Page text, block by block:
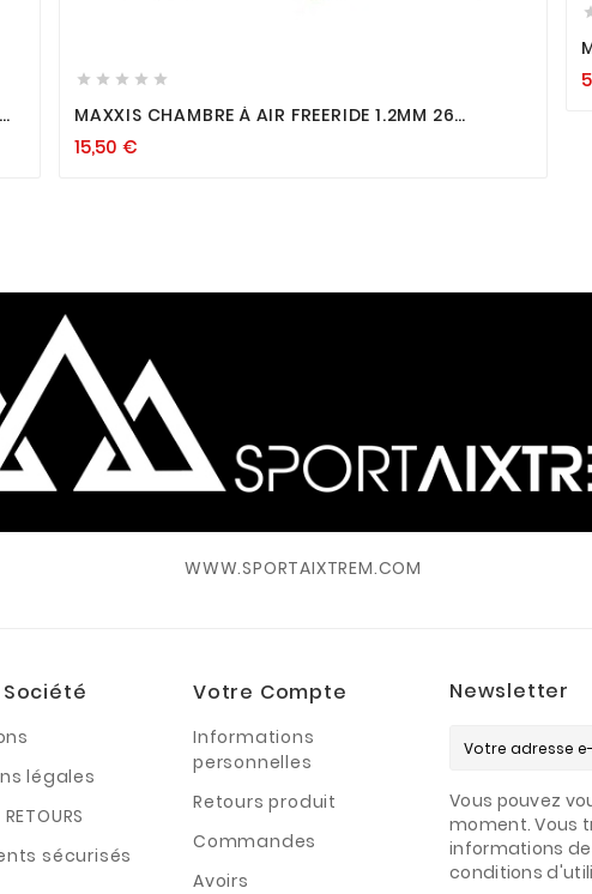
    
MAXXIS CHAMBRE À AIR FREERIDE 1.2MM 26
15,50 €
WWW.SPORTAIXTREM.COM
légales
sécurisés
Votre Compte
Informations
personnelles
Retours produit
Commandes
Avoirs
Newsletter
Vous pouvez
moment. Vous
informations
conditions